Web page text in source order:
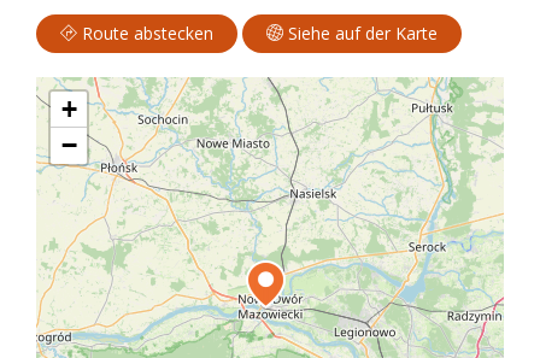
Route abstecken Siehe auf der Karte
+
−